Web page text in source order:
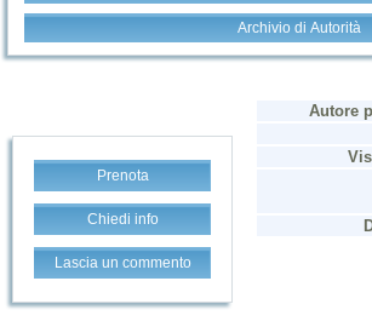
Archivio di Autorità
Prenota
Chiedi info
Lascia un commento